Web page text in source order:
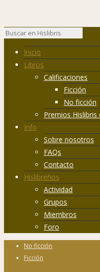
Inicio
Libros
Calificaciones
Ficción
No ficción
Premios
Info
Sobre nosotros
FAQs
Contacto
Hislibreños
Actividad
Grupos
Miembros
Foro
No ficción
Ficción